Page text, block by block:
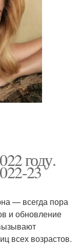
году.
23
— всегда пора
и обновление
всех возрастов.